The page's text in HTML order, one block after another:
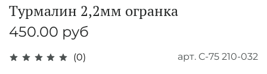
(0) арт. C-75 210-032
Турмалин 2,2мм огранка
450.00 руб